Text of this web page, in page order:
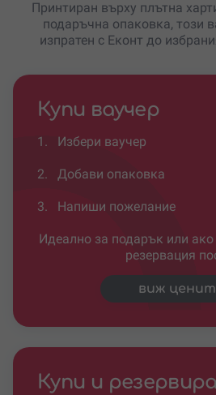
Принтиран върху плътна
подаръчна опаковка, този
изпратен с Еконт до
Купи ваучер
1. Избери ваучер
2. Добави опаковка
3. Напиши пожелание
Идеално за подарък или
резервация
виж
Купи и